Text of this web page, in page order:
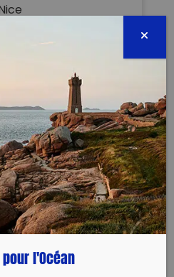
par :
marin le long de la
l'Océan